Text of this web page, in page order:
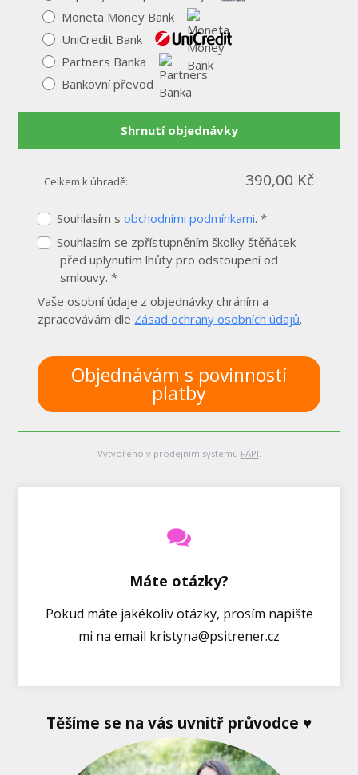
Moneta Money Bank
UniCredit Bank
Partners Banka
Bankovní převod
Shrnutí objednávky
Celkem k úhradě: 390,00 Kč
Souhlasím sobchodními podmínkami. *
Souhlasím se zpřístupněním školky štěňátek
před uplynutím lhůty pro odstoupení od
smlouvy. *
Vaše osobní údaje z objednávky chráním a
zpracovávám dle Zásad ochrany osobních údajů.
Objednávám s povinností
platby
Vytvořeno v prodejním systému FAPI
Máte otázky?
Pokud máte jakékoliv otázky, prosím napište
mi na email kristyna@psitrener.cz
Těšíme se na vás uvnitř průvodce ♥